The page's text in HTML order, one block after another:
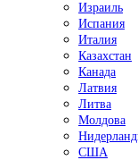
Израиль
Испания
Италия
Казахстан
Канада
Латвия
Литва
Молдова
США